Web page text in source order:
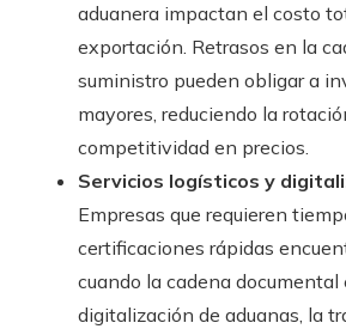
aduanera impactan el costo
exportación. Retrasos en la
suministro pueden obligar a
mayores, reduciendo la
competitividad en precios.
Servicios logísticos y
Empresas que requieren
certificaciones rápidas
cuando la cadena documental
digitalización de aduanas, la